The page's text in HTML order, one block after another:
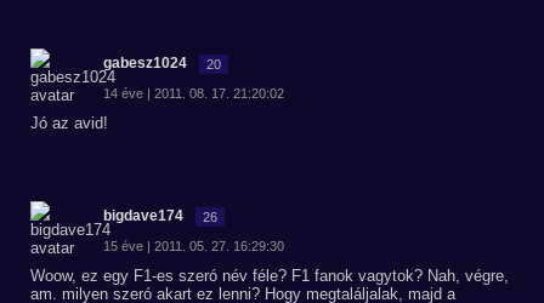
gabesz1024 20
14 éve | 2011. 08. 17. 21:20:02
Jó az avid!
bigdave174 26
15 éve | 2011. 05. 27. 16:29:30
Woow, ez egy F1-es szeró név féle? F1 fanok vagytok? Nah, végre,
am. milyen szeró akart ez lenni? Hogy megtaláljalak, majd a